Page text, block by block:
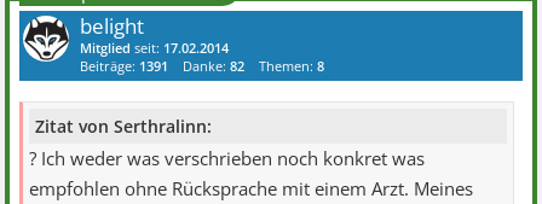
belight
Mitglied seit: 17.02.2014
Beiträge: 1391 Danke:82 Themen:8
Zitat von Serthralinn:
? Ich weder was verschrieben noch konkret was
empfohlen ohne Rücksprache mit einem Arzt. Meines